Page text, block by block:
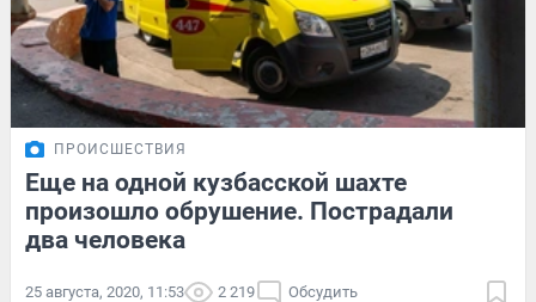
ПРОИСШЕСТВИЯ
Еще на одной кузбасской шахте
произошло обрушение. Пострадали
два человека
25 августа, 2020, 11:53 2 219 Обсудить